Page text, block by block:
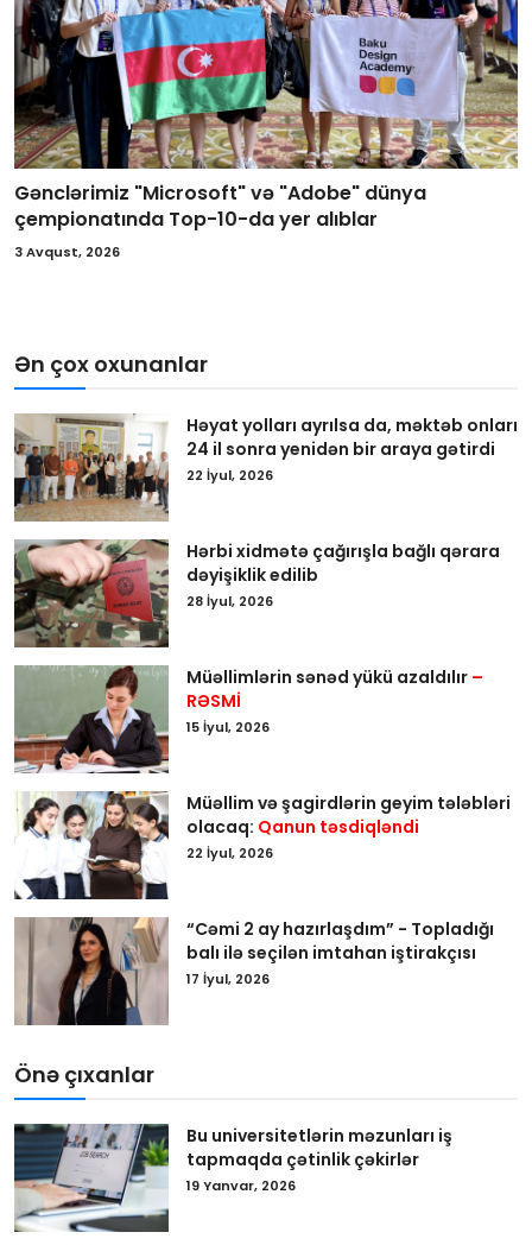
Gənclərimiz "Microsoft" və "Adobe" dünya
çempionatında Top-10-da yer alıblar
3 Avqust, 2026
Ən çox oxunanlar
Həyat yolları ayrılsa da, məktəb onları
24 il sonra yenidən bir araya gətirdi
22 İyul, 2026
Hərbi xidmətə çağırışla bağlı qərara
dəyişiklik edilib
28 İyul, 2026
Müəllimlərin sənəd yükü azaldılır –
RƏSMİ
15 İyul, 2026
Müəllim və şagirdlərin geyim tələbləri
olacaq: Qanun təsdiqləndi
22 İyul, 2026
“Cəmi 2 ay hazırlaşdım” - Topladığı
balı ilə seçilən imtahan iştirakçısı
17 İyul, 2026
Önə çıxanlar
Bu universitetlərin məzunları iş
tapmaqda çətinlik çəkirlər
19 Yanvar, 2026